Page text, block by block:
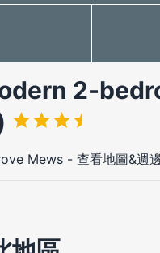
2-
Mews - 查看地圖&週